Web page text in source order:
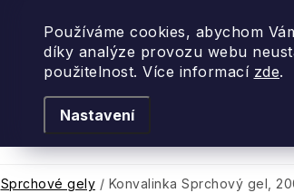
Používáme cookies, abychom
díky analýze provozu webu
použitelnost. Více informací zde.
Nastavení
Podle vůně
Sprchové gely / Konvalinka Sprchový gel,